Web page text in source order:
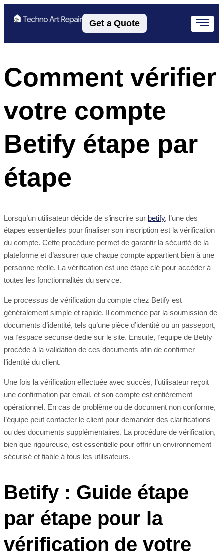
Get a Quote
Comment vérifier
votre compte
Betify étape par
étape
Lorsqu’un utilisateur décide de s’inscrire sur betify, l’une des
étapes essentielles pour finaliser son inscription est la vérification
du compte. Cette procédure permet de garantir la sécurité de la
plateforme et d’assurer que chaque compte appartient bien à une
personne réelle. La vérification est une étape clé pour accéder à
toutes les fonctionnalités du service.
Le processus de vérification du compte chez Betify est
généralement simple et rapide. Il commence par la soumission de
documents d’identité, tels qu’une pièce d’identité ou un passeport,
via l’espace sécurisé dédié sur le site. Ensuite, l’équipe de Betify
procède à la validation de ces documents afin de confirmer
l’identité du client.
Une fois la vérification effectuée avec succès, l’utilisateur reçoit
une confirmation par email, et son compte est entièrement
opérationnel. En cas de problème ou de document non conforme,
l’équipe peut contacter le client pour demander des clarifications
ou des documents supplémentaires. La procédure de vérification,
bien que rigoureuse, est essentielle pour offrir un environnement
sécurisé et fiable à tous les utilisateurs.
Betify : Guide étape
par étape pour la
vérification de votre